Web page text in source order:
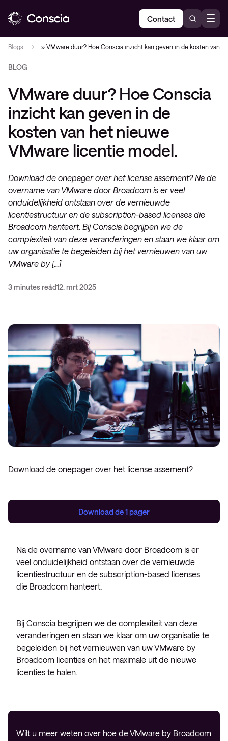
Contact
Blogs » VMware duur? Hoe Conscia inzicht kan geven in de kosten van
BLOG
VMware duur? Hoe Conscia
inzicht kan geven in de
kosten van het nieuwe
VMware licentie model.
Download de onepager over het license assement? Na de
overname van VMware door Broadcom is er veel
onduidelijkheid ontstaan over de vernieuwde
licentiestructuur en de subscription-based licenses die
Broadcom hanteert. Bij Conscia begrijpen we de
complexiteit van deze veranderingen en staan we klaar om
uw organisatie te begeleiden bij het vernieuwen van uw
VMware by […]
3 minutes read12. mrt 2025
Download de onepager over het license assement?
Download de 1 pager
Na de overname van VMware door Broadcom is er
veel onduidelijkheid ontstaan over de vernieuwde
licentiestructuur en de subscription-based licenses
die Broadcom hanteert.
Bij Conscia begrijpen we de complexiteit van deze
veranderingen en staan we klaar om uw organisatie te
begeleiden bij het vernieuwen van uw VMware by
Broadcom licenties en het maximale uit de nieuwe
licenties te halen.
Wilt u meer weten over hoe de VMware by Broadcom